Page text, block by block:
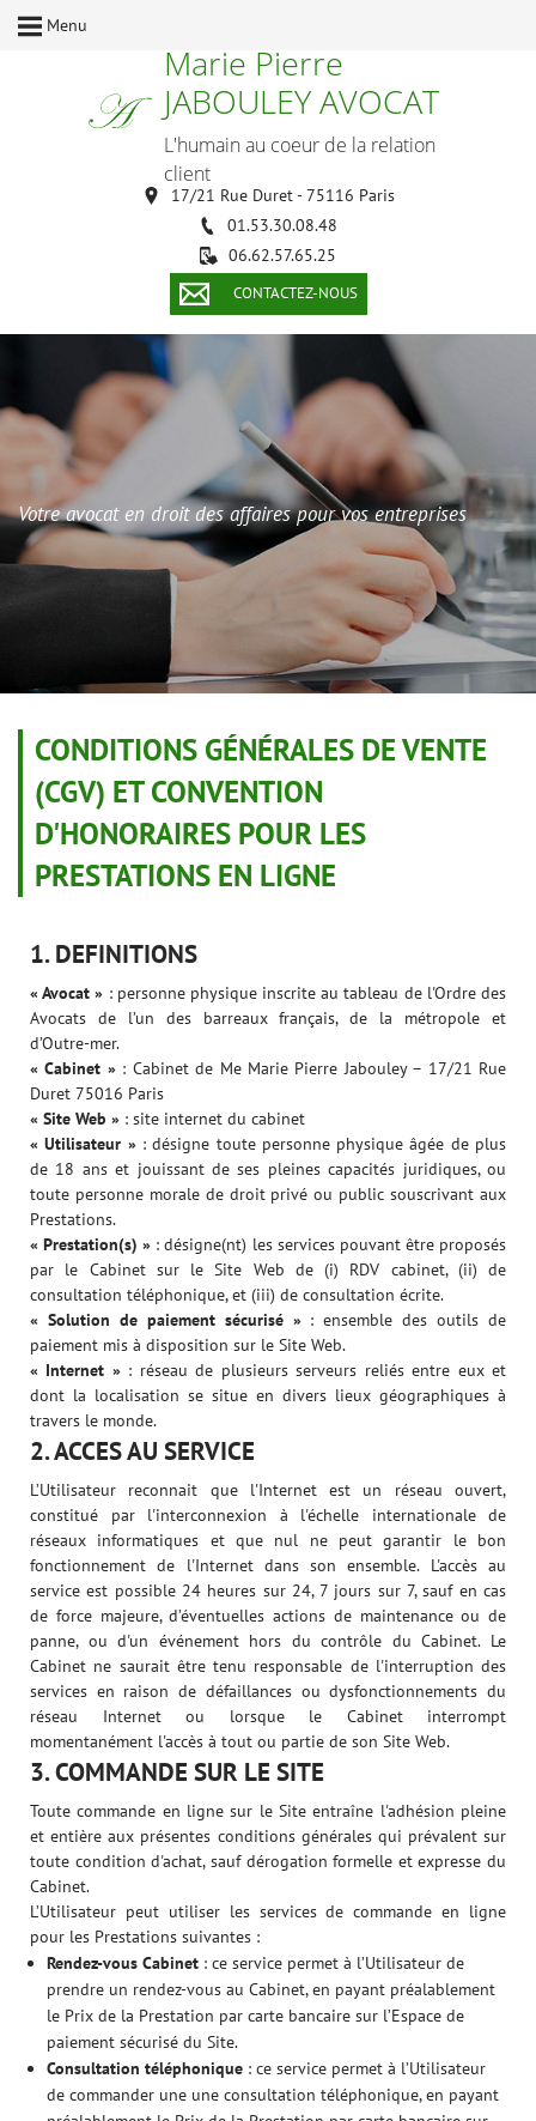
Menu
Marie Pierre
JABOULEY AVOCAT
L'humain au coeur de la relation
client
17/21 Rue Duret - 75116 Paris
01.53.30.08.48
06.62.57.65.25
CONTACTEZ-NOUS
Votre avocat en droit des affaires pour vos entreprises
CONDITIONS GÉNÉRALES DE VENTE
(CGV) ET CONVENTION
D'HONORAIRES POUR LES
PRESTATIONS EN LIGNE
1. DEFINITIONS
« Avocat » : personne physique inscrite au tableau de l'Ordre des
Avocats de l’un des barreaux français, de la métropole et
d’Outre-mer.
« Cabinet »: Cabinet de Me Marie Pierre Jabouley – 17/21 Rue
Duret 75016 Paris
« Site Web » : site internet du cabinet
« Utilisateur »: désigne toute personne physique âgée de plus
de 18 ans et jouissant de ses pleines capacités juridiques, ou
toute personne morale de droit privé ou public souscrivant aux
Prestations.
« Prestation(s) » : désigne(nt) les services pouvant être proposés
par le Cabinet sur le Site Web de (i) RDV cabinet, (ii) de
consultation téléphonique, et (iii) de consultation écrite.
« Solution de paiement sécurisé »: ensemble des outils de
paiement mis à disposition sur le Site Web.
« Internet »: réseau de plusieurs serveurs reliés entre eux et
dont la localisation se situe en divers lieux géographiques à
travers le monde.
2. ACCES AU SERVICE
L’Utilisateur reconnait que l'Internet est un réseau ouvert,
constitué par l'interconnexion à l'échelle internationale de
réseaux informatiques et que nul ne peut garantir le bon
fonctionnement de l'Internet dans son ensemble. L'accès au
service est possible 24 heures sur 24, 7 jours sur 7, sauf en cas
de force majeure, d’éventuelles actions de maintenance ou de
panne, ou d'un événement hors du contrôle du Cabinet. Le
Cabinet ne saurait être tenu responsable de l'interruption des
services en raison de défaillances ou dysfonctionnements du
réseau Internet ou lorsque le Cabinet interrompt
momentanément l'accès à tout ou partie de son Site Web.
3. COMMANDE SUR LE SITE
Toute commande en ligne sur le Site entraîne l'adhésion pleine
et entière aux présentes conditions générales qui prévalent sur
toute condition d'achat, sauf dérogation formelle et expresse du
Cabinet.
L’Utilisateur peut utiliser les services de commande en ligne
pour les Prestations suivantes :
Rendez-vous Cabinet : ce service permet à l’Utilisateur de
prendre un rendez-vous au Cabinet, en payant préalablement
le Prix de la Prestation par carte bancaire sur l’Espace de
paiement sécurisé du Site.
Consultation téléphonique : ce service permet à l’Utilisateur
de commander une une consultation téléphonique, en payant